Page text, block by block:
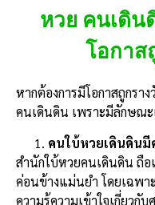
หวย คนเดิน
โอกาส
หากต้องการมีโอกาสถูกรา
คนเดินดิน เพราะมีลักษณะ
คนใบ้หวยเดินดิน
สำนักใบ้หวยคนเดินดิน ถื
ค่อนข้างแม่นยำ โดยเฉพา
ความรู้ความเข้าใจเกี่ยวกั